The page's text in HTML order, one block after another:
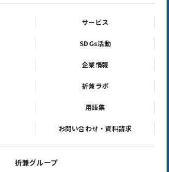
サービス
SDGs活動
企業情報
折兼ラボ
用語集
お問い合わせ・資料請求
折兼グループ